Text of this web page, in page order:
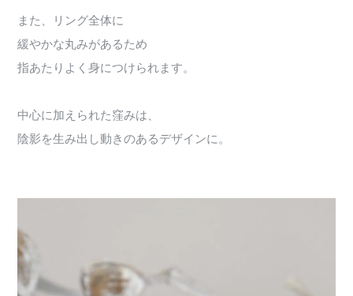
また、リング全体に
緩やかな丸みがあるため
指あたりよく身につけられます。
中心に加えられた窪みは、
陰影を生み出し動きのあるデザインに。